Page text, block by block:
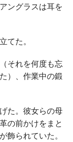
ングラスは耳を
てた。
それを何度も忘
）、作業中の鍛
た。彼女らの母
の前かけをまと
飾られていた。